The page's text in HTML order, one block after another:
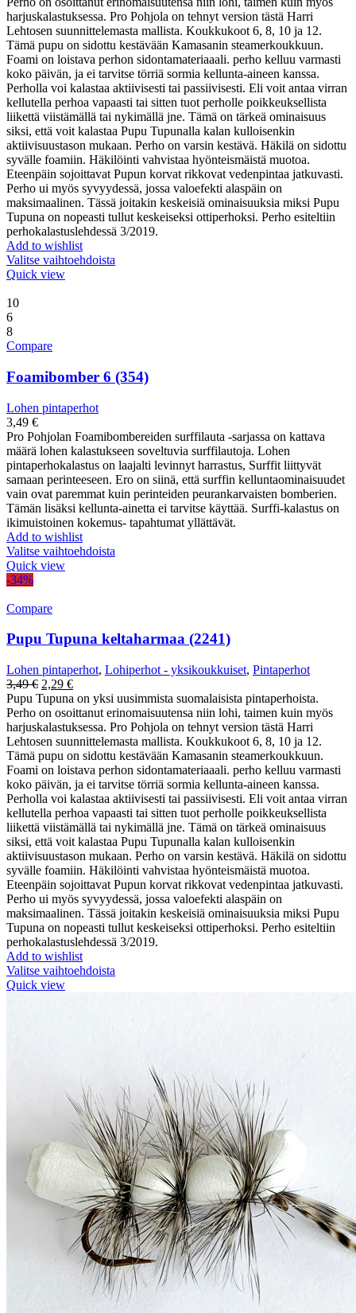
3,49 €.2,29 €.
harjuskalastuksessa. Pro Pohjola on tehnyt version tästä Harri
Lehtosen suunnittelemasta mallista. Koukkukoot 6, 8, 10 ja 12.
Tämä pupu on sidottu kestävään Kamasanin steamerkoukkuun.
Foami on loistava perhon sidontamateriaaali. perho kelluu varmasti
koko päivän, ja ei tarvitse törriä sormia kellunta-aineen kanssa.
Perholla voi kalastaa aktiivisesti tai passiivisesti. Eli voit antaa virran
kellutella perhoa vapaasti tai sitten tuot perholle poikkeuksellista
liikettä viistämällä tai nykimällä jne. Tämä on tärkeä ominaisuus
siksi, että voit kalastaa Pupu Tupunalla kalan kulloisenkin
aktiivisuustason mukaan. Perho on varsin kestävä. Häkilä on sidottu
syvälle foamiin. Häkilöinti vahvistaa hyönteismäistä muotoa.
Eteenpäin sojoittavat Pupun korvat rikkovat vedenpintaa jatkuvasti.
Perho ui myös syvyydessä, jossa valoefekti alaspäin on
maksimaalinen. Tässä joitakin keskeisiä ominaisuuksia miksi Pupu
Tupuna on nopeasti tullut keskeiseksi ottiperhoksi. Perho esiteltiin
perhokalastuslehdessä 3/2019.
Add to wishlist
Valitse vaihtoehdoista
Quick view
10
6
8
Compare
Foamibomber 6 (354)
Lohen pintaperhot
3,49 €
Pro Pohjolan Foamibombereiden surffilauta -sarjassa on kattava
määrä lohen kalastukseen soveltuvia surffilautoja. Lohen
pintaperhokalastus on laajalti levinnyt harrastus, Surffit liittyvät
samaan perinteeseen. Ero on siinä, että surffin kelluntaominaisuudet
vain ovat paremmat kuin perinteiden peurankarvaisten bomberien.
Tämän lisäksi kellunta-ainetta ei tarvitse käyttää. Surffi-kalastus on
ikimuistoinen kokemus- tapahtumat yllättävät.
Add to wishlist
Valitse vaihtoehdoista
Quick view
-34%
Compare
Pupu Tupuna keltaharmaa (2241)
Lohen pintaperhot, Lohiperhot - yksikoukkuiset, Pintaperhot
3,49€ Alkuperäinen
hinta
oli:
3,49 €.
2,29 €Nykyinen
hinta
on:
2,29 €.
Pupu Tupuna on yksi uusimmista suomalaisista pintaperhoista.
Perho on osoittanut erinomaisuutensa niin lohi, taimen kuin myös
harjuskalastuksessa. Pro Pohjola on tehnyt version tästä Harri
Lehtosen suunnittelemasta mallista. Koukkukoot 6, 8, 10 ja 12.
Tämä pupu on sidottu kestävään Kamasanin steamerkoukkuun.
Foami on loistava perhon sidontamateriaaali. perho kelluu varmasti
koko päivän, ja ei tarvitse törriä sormia kellunta-aineen kanssa.
Perholla voi kalastaa aktiivisesti tai passiivisesti. Eli voit antaa virran
kellutella perhoa vapaasti tai sitten tuot perholle poikkeuksellista
liikettä viistämällä tai nykimällä jne. Tämä on tärkeä ominaisuus
siksi, että voit kalastaa Pupu Tupunalla kalan kulloisenkin
aktiivisuustason mukaan. Perho on varsin kestävä. Häkilä on sidottu
syvälle foamiin. Häkilöinti vahvistaa hyönteismäistä muotoa.
Eteenpäin sojoittavat Pupun korvat rikkovat vedenpintaa jatkuvasti.
Perho ui myös syvyydessä, jossa valoefekti alaspäin on
maksimaalinen. Tässä joitakin keskeisiä ominaisuuksia miksi Pupu
Tupuna on nopeasti tullut keskeiseksi ottiperhoksi. Perho esiteltiin
perhokalastuslehdessä 3/2019.
Add to wishlist
Valitse vaihtoehdoista
Quick view